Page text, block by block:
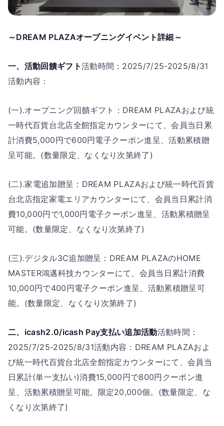
～DREAM PLAZAオープニングイベント詳細～
一、活動回饋ギフト活動時間：2025/7/25-2025/8/31
活動内容：
(一).オープニング回饋ギフト：DREAM PLAZAおよび統
一時代百貨台北店全館指定カウンターにて、会員当日累
計消費5,000円で600円電子クーポン進呈、活動累積贈
呈可能。(数量限定、なくなり次第終了)
(二).家電追加贈呈：DREAM PLAZAおよび統一時代百貨
台北店指定家電エリアカウンターにて、会員当日累計消
費10,000円で1,000円電子クーポン進呈、活動累積贈呈
可能。(数量限定、なくなり次第終了)
(三).デジタル3C追加贈呈：DREAM PLAZAのHOME
MASTER鴻邁科技カウンターにて、会員当日累計消費
10,000円で400円電子クーポン進呈、活動累積贈呈可
能。(数量限定、なくなり次第終了)
二、icash2.0/icash Pay支払い追加活動活動時間：
2025/7/25-2025/8/31活動内容：DREAM PLAZAおよ
び統一時代百貨台北店全館指定カウンターにて、会員当
日累計(単一支払い)消費15,000円で800円クーポン進
呈、活動累積贈呈可能。限定20,000個。(数量限定、な
くなり次第終了)